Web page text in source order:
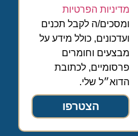
מדיניות הפרטיות
ומסכים/ה לקבל תכנים
ועדכונים, כולל מידע על
מבצעים וחומרים
פרסומיים, לכתובת
הדוא״ל שלי.
הצטרפו